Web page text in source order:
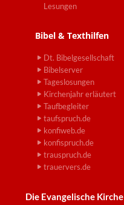
Lesungen
Bibel & Texthilfen
Dt. Bibelgesellschaft
Bibelserver
Tageslosungen
Kirchenjahr erläutert
Taufbegleiter
taufspruch.de
konfiweb.de
konfispruch.de
trauspruch.de
trauervers.de
Die Evangelische Kirche